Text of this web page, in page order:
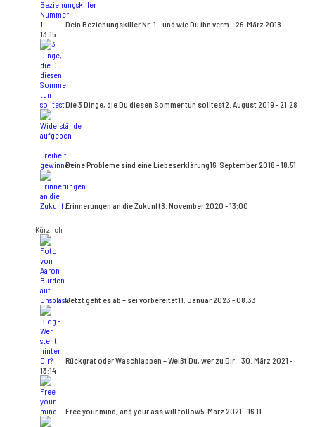
Dein Beziehungskiller Nr. 1 – und wie Du ihn verm... 26. März 2018 -
13:15
Die 3 Dinge, die Du diesen Sommer tun solltest2. August 2019 - 21:28
Deine Probleme sind eine Liebeserklärung16. September 2018 - 18:51
Erinnerungen an die Zukunft8. November 2020 - 13:00
Kürzlich
Jetzt geht es ab – sei vorbereitet11. Januar 2023 - 08:33
Rückgrat oder Waschlappen – Weißt Du, wer zu Dir... 30. März 2021 -
13:14
Free your mind, and your ass will follow5. März 2021 - 16:11